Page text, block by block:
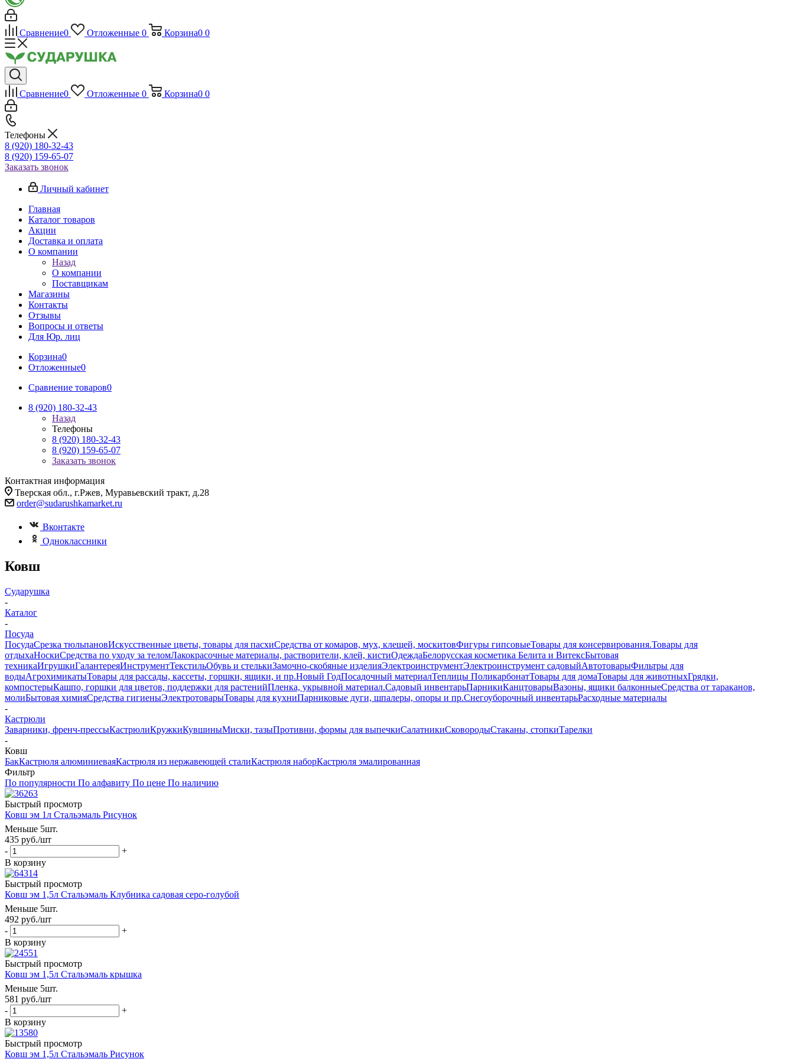
Сравнение0 Отложенные 0 Корзина0 0
Сравнение0 Отложенные 0 Корзина0 0
Телефоны
8 (920) 180-32-43
8 (920) 159-65-07
Заказать звонок
Личный кабинет
Главная
Каталог товаров
Акции
Доставка и оплата
О компании
Назад
О компании
Поставщикам
Магазины
Контакты
Отзывы
Вопросы и ответы
Для Юр. лиц
Корзина0
Отложенные0
Сравнение товаров0
8 (920) 180-32-43
Назад
Телефоны
8 (920) 180-32-43
8 (920) 159-65-07
Заказать звонок
Контактная информация
Тверская обл., г.Ржев, Муравьевский тракт, д.28
order@sudarushkamarket.ru
Вконтакте
Одноклассники
Ковш
Сударушка
-
Каталог
-
Посуда
ПосудаСрезка тюльпановИскусственные цветы, товары для пасхиСредства от комаров, мух, клещей, москитовФигуры гипсовыеТовары для консервирования.Товары для
отдыхаНоскиСредства по уходу за теломЛакокрасочные материалы, растворители, клей, кистиОдеждаБелорусская косметика Белита и ВитексБытовая
техникаИгрушкиГалантереяИнструментТекстильОбувь и стелькиЗамочно-скобяные изделияЭлектроинструментЭлектроинструмент садовыйАвтотоварыФильтры для
водыАгрохимикатыТовары для рассады, кассеты, горшки, ящики, и пр.Новый ГодПосадочный материалТеплицы ПоликарбонатТовары для домаТовары для животныхГрядки,
компостерыКашпо, горшки для цветов, поддержки для растенийПленка, укрывной материал.Садовый инвентарьПарникиКанцтоварыВазоны, ящики балконныеСредства от тараканов,
молиБытовая химияСредства гигиеныЭлектротоварыТовары для кухниПарниковые дуги, шпалеры, опоры и пр.Снегоуборочный инвентарьРасходные материалы
-
Кастрюли
Заварники, френч-прессыКастрюлиКружкиКувшиныМиски, тазыПротивни, формы для выпечкиСалатникиСковородыСтаканы, стопкиТарелки
-
Ковш
БакКастрюля алюминиеваяКастрюля из нержавеющей сталиКастрюля наборКастрюля эмалированная
Фильтр
По популярности По алфавиту По цене По наличию
Быстрый просмотр
Ковш эм 1л Стальэмаль Рисунок
Меньше 5шт.
435 руб./шт
-
+
В корзину
Быстрый просмотр
Ковш эм 1,5л Стальэмаль Клубника садовая серо-голубой
Меньше 5шт.
492 руб./шт
-
+
В корзину
Быстрый просмотр
Ковш эм 1,5л Стальэмаль крышка
Меньше 5шт.
581 руб./шт
-
+
В корзину
Быстрый просмотр
Ковш эм 1,5л Стальэмаль Рисунок